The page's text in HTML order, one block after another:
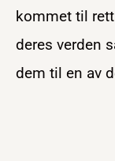
kommet til
deres verden
dem til en av